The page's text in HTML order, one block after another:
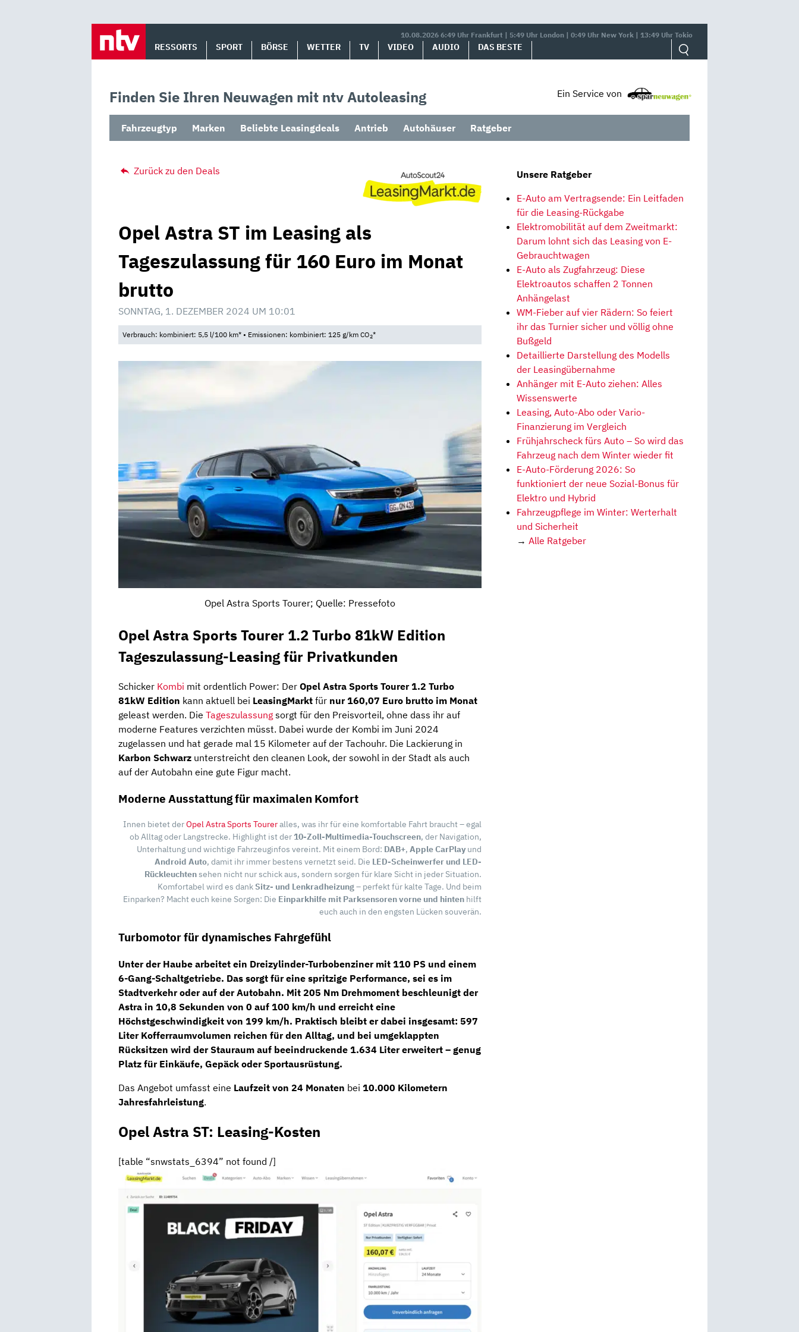
10.08.2026 6:49 Uhr Frankfurt | 5:49 Uhr London | 0:49 Uhr New York | 13:49 Uhr Tokio
RESSORTS SPORT BÖRSE WETTER TV VIDEO AUDIO DAS BESTE
Finden Sie Ihren Neuwagen mit ntv Autoleasing Ein Service von
Fahrzeugtyp Marken Beliebte Leasingdeals Antrieb Autohäuser Ratgeber
Zurück zu den Deals
Opel Astra ST im Leasing als
Tageszulassung für 160 Euro im Monat
brutto
SONNTAG, 1. DEZEMBER 2024 UM 10:01
Verbrauch: kombiniert: 5,5 l/100 km* • Emissionen: kombiniert: 125 g/km CO2*
Opel Astra Sports Tourer; Quelle: Pressefoto
Opel Astra Sports Tourer 1.2 Turbo 81kW Edition
Tageszulassung-Leasing für Privatkunden
Schicker Kombi mit ordentlich Power: Der Opel Astra Sports Tourer 1.2 Turbo
81kW Edition kann aktuell bei LeasingMarkt für nur 160,07 Euro brutto im Monat
geleast werden. Die Tageszulassung sorgt für den Preisvorteil, ohne dass ihr auf
moderne Features verzichten müsst. Dabei wurde der Kombi im Juni 2024
zugelassen und hat gerade mal 15 Kilometer auf der Tachouhr. Die Lackierung in
Karbon Schwarz unterstreicht den cleanen Look, der sowohl in der Stadt als auch
auf der Autobahn eine gute Figur macht.
Moderne Ausstattung für maximalen Komfort
Innen bietet derOpel Astra Sports Toureralles, was ihr für eine komfortable Fahrt braucht – egal
ob Alltag oder Langstrecke. Highlight ist der 10-Zoll-Multimedia-Touchscreen, der Navigation,
Unterhaltung und wichtige Fahrzeuginfos vereint. Mit einem Bord: DAB+, Apple CarPlayund
Android Auto, damit ihr immer bestens vernetzt seid. Die LED-Scheinwerfer und LED-
Rückleuchtensehen nicht nur schick aus, sondern sorgen für klare Sicht in jeder Situation.
Komfortabel wird es dankSitz- und Lenkradheizung– perfekt für kalte Tage. Und beim
Einparken? Macht euch keine Sorgen: Die Einparkhilfe mit Parksensoren vorne und hintenhilft
euch auch in den engsten Lücken souverän.
Turbomotor für dynamisches Fahrgefühl
Unter der Haube arbeitet ein Dreizylinder-Turbobenzinermit 110 PS und einem
6-Gang-Schaltgetriebe. Das sorgt für eine spritzige Performance, sei es im
Stadtverkehr oder auf der Autobahn. Mit 205 Nm Drehmoment beschleunigt der
Astra in 10,8 Sekunden von 0 auf 100 km/h und erreicht eine
Höchstgeschwindigkeit von 199 km/h. Praktisch bleibt er dabei insgesamt: 597
Liter Kofferraumvolumen reichen für den Alltag, und bei umgeklappten
Rücksitzen wird der Stauraum auf beeindruckende 1.634 Litererweitert – genug
Platz für Einkäufe, Gepäck oder Sportausrüstung.
Das Angebot umfasst eine Laufzeit von 24 Monaten bei 10.000 Kilometern
Jahresfahrleistung.
Opel Astra ST: Leasing-Kosten
[table “snwstats_6394” not found /]
Unsere Ratgeber
E-Auto am Vertragsende: Ein Leitfaden
für die Leasing-Rückgabe
Elektromobilität auf dem Zweitmarkt:
Darum lohnt sich das Leasing von E-
Gebrauchtwagen
E-Auto als Zugfahrzeug: Diese
Elektroautos schaffen 2 Tonnen
Anhängelast
WM-Fieber auf vier Rädern: So feiert
ihr das Turnier sicher und völlig ohne
Bußgeld
Detaillierte Darstellung des Modells
der Leasingübernahme
Anhänger mit E-Auto ziehen: Alles
Wissenswerte
Leasing, Auto-Abo oder Vario-
Finanzierung im Vergleich
Frühjahrscheck fürs Auto – So wird das
Fahrzeug nach dem Winter wieder fit
E-Auto-Förderung 2026: So
funktioniert der neue Sozial-Bonus für
Elektro und Hybrid
Fahrzeugpflege im Winter: Werterhalt
und Sicherheit
→ Alle Ratgeber